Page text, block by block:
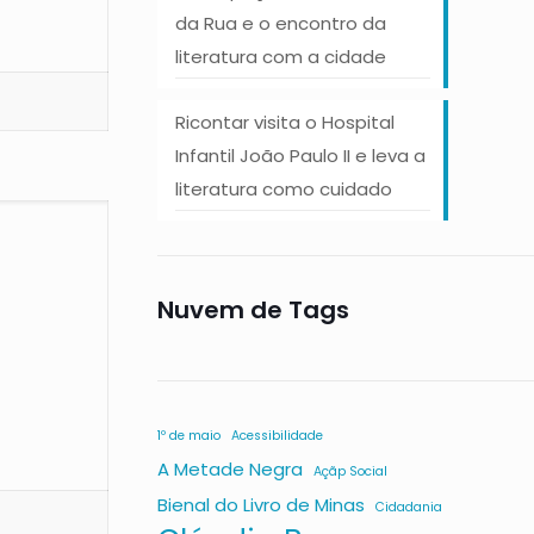
da Rua e o encontro da
literatura com a cidade
Ricontar visita o Hospital
Infantil João Paulo II e leva a
literatura como cuidado
Nuvem de Tags
1º de maio Acessibilidade
A Metade Negra Açãp Social
Bienal do Livro de Minas Cidadania